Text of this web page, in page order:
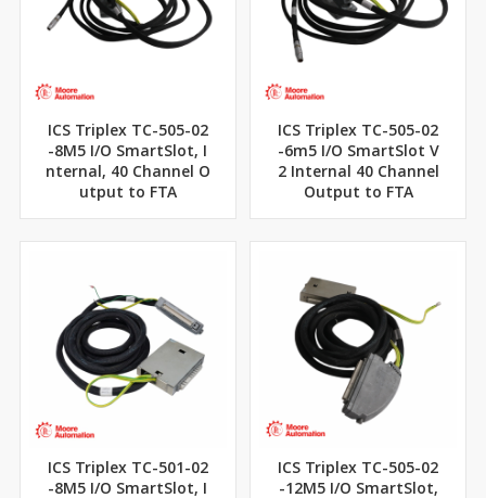
ICS Triplex TC-505-02
-8M5 I/O SmartSlot, I
nternal, 40 Channel O
utput to FTA
ICS Triplex TC-505-02
-6m5 I/O SmartSlot V
2 Internal 40 Channel
Output to FTA
ICS Triplex TC-501-02
-8M5 I/O SmartSlot, I
ICS Triplex TC-505-02
-12M5 I/O SmartSlot,